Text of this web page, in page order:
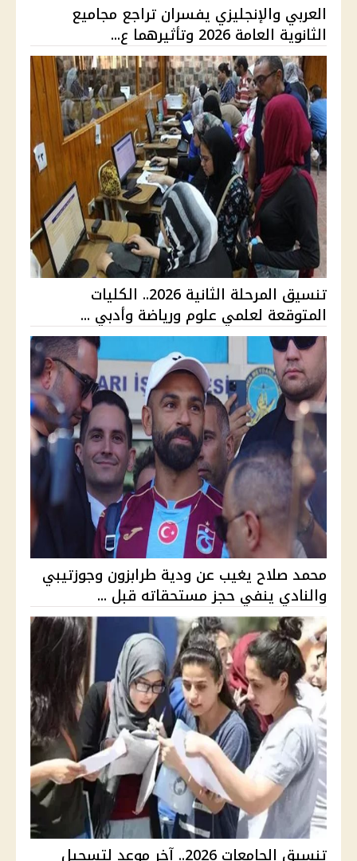
العربي والإنجليزي يفسران تراجع مجاميع
الثانوية العامة 2026 وتأثيرهما ع...
تنسيق المرحلة الثانية 2026.. الكليات
المتوقعة لعلمي علوم ورياضة وأدبي ...
محمد صلاح يغيب عن ودية طرابزون وجوزتيبي
والنادي ينفي حجز مستحقاته قبل ...
تنسيق الجامعات 2026.. آخر موعد لتسجيل